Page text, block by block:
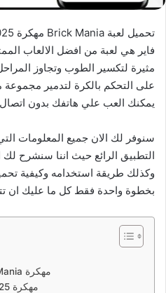
فاير هي لعبة من افضل الالعاب
مثيرة لتكسير الطوب وتجاوز
على التحكم بالكرة لتدمير
يمكنك العب علي هاتفك بدون اتصال
سنوفر لك الان جميع المعلومات
التطبيق الرائع حيث اننا سنشرح لك
وكذلك طريقة استخدامه وكيفية
بخطوة واحدة فقط كل ما عليك ان
معلومات تحميل لعبة Brick Mania مهكرة
تحميل لعبة Brick Mania مهكرة 2025